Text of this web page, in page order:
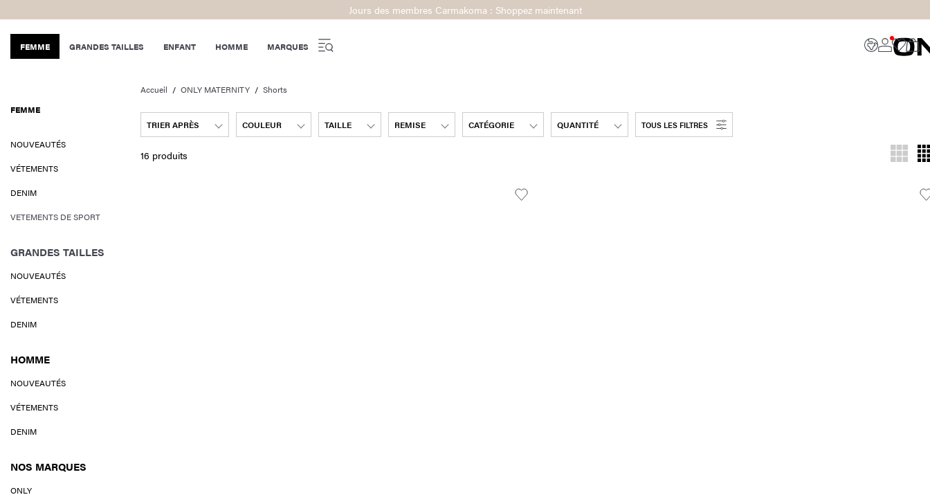
Jours des membres Carmakoma : Shoppez maintenant
FEMME GRANDES TAILLES ENFANT HOMME MARQUES
FEMME
NOUVEAUTÉS
VÉTEMENTS
DENIM
VETEMENTS DE SPORT
GRANDES TAILLES
NOUVEAUTÉS
VÉTEMENTS
DENIM
HOMME
NOUVEAUTÉS
VÉTEMENTS
DENIM
NOS MARQUES
ONLY
Accueil ONLY MATERNITY Shorts
TRIER APRÈS COULEUR TAILLE REMISE CATÉGORIE QUANTITÉ TOUS LES FILTRES
16 produits